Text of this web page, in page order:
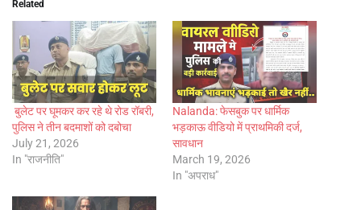
Related
बुलेट पर घूमकर कर रहे थे रोड रॉबरी,
पुलिस ने तीन बदमाशों को दबोचा
July 21, 2026
In "राजनीति"
Nalanda: फेसबुक पर धार्मिक
भड़काऊ वीडियो में प्राथमिकी दर्ज,
सावधान
March 19, 2026
In "अपराध"